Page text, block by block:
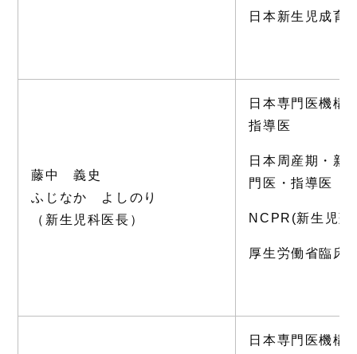
日本新生児成育
藤中 義史
ふじなか よしのり
（新生児科医長）
日本専門医機構
指導医
日本周産期・新
門医・指導医
NCPR(新生児蘇
厚生労働省臨床
日本専門医機構